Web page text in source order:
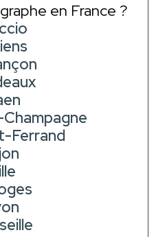
en France ?
Ferrand